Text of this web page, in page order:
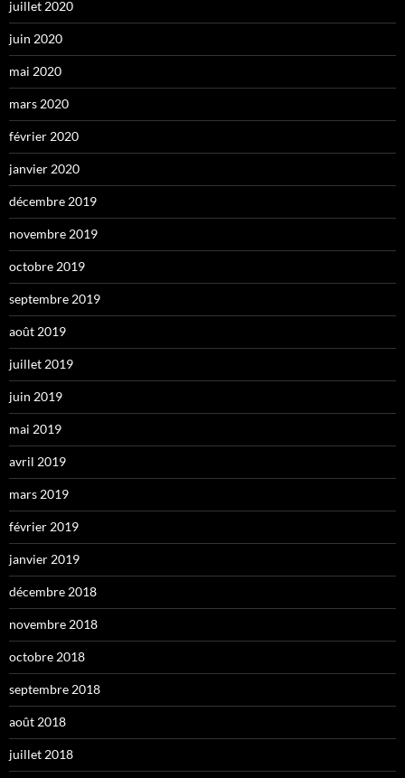
juillet 2020
juin 2020
mai 2020
mars 2020
février 2020
janvier 2020
décembre 2019
novembre 2019
octobre 2019
septembre 2019
août 2019
juillet 2019
juin 2019
mai 2019
avril 2019
mars 2019
février 2019
janvier 2019
décembre 2018
novembre 2018
octobre 2018
septembre 2018
août 2018
juillet 2018